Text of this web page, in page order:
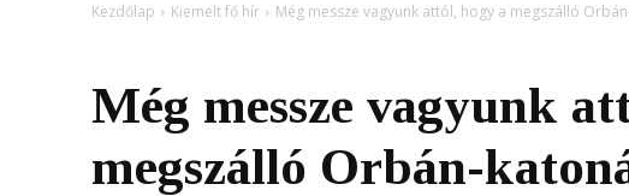
Kezdőlap Kiemelt fő hír Még messze vagyunk attól, hogy a megszálló
Még messze vagyunk
megszálló Orbán-